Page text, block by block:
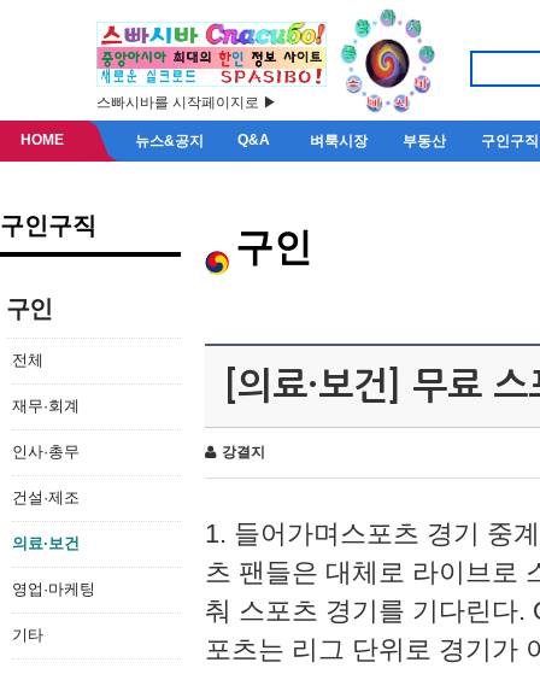
스빠시바를 시작페이지로 ▶
HOME 뉴스&공지 Q&A 벼룩시장 부동산 구인구직
구인구직
구인
전체
재무·회계
인사·총무
건설·제조
의료·보건
영업·마케팅
기타
구인
[의료·보건] 무료
강결지
1. 들어가며스포츠 경기 중
츠 팬들은 대체로 라이브로
춰 스포츠 경기를 기다린다.
포츠는 리그 단위로 경기가